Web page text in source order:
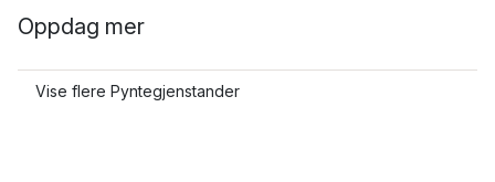
Oppdag mer
Vise flere Pyntegjenstander